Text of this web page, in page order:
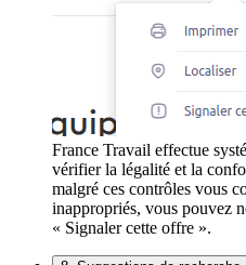
France Travail effectue
vérifier la légalité et la
malgré ces contrôles vous
inappropriés, vous pouvez
« Signaler cette offre ».